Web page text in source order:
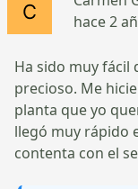
hace 2
Ha sido muy fácil
precioso. Me
planta que yo
llegó muy rápido
contenta con el